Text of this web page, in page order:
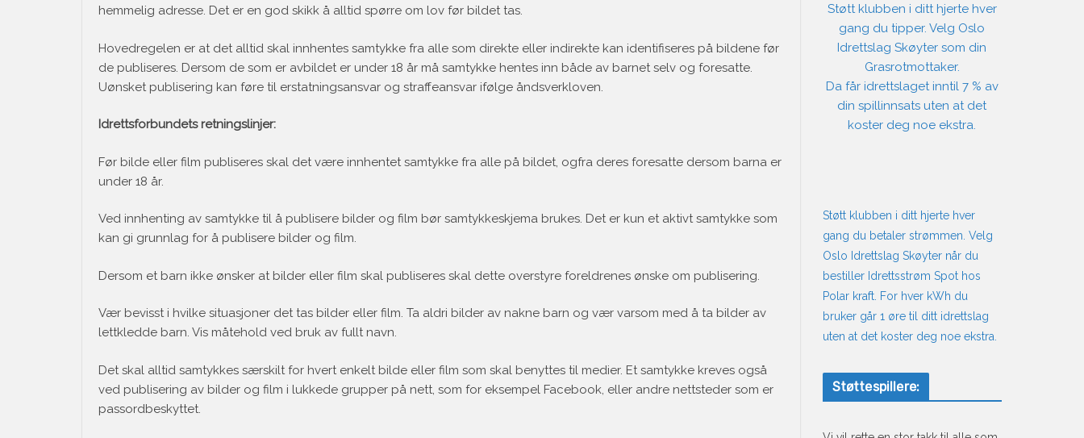
hemmelig adresse. Det er en god skikk å alltid spørre om lov før bildet tas.
Hovedregelen er at det alltid skal innhentes samtykke fra alle som direkte eller indirekte kan identifiseres på bildene før
de publiseres. Dersom de som er avbildet er under 18 år må samtykke hentes inn både av barnet selv og foresatte.
Uønsket publisering kan føre til erstatningsansvar og straffeansvar ifølge åndsverkloven.
Idrettsforbundets retningslinjer:
Før bilde eller film publiseres skal det være innhentet samtykke fra alle på bildet, ogfra deres foresatte dersom barna er
under 18 år.
Ved innhenting av samtykke til å publisere bilder og film bør samtykkeskjema brukes. Det er kun et aktivt samtykke som
kan gi grunnlag for å publisere bilder og film.
Dersom et barn ikke ønsker at bilder eller film skal publiseres skal dette overstyre foreldrenes ønske om publisering.
Vær bevisst i hvilke situasjoner det tas bilder eller film. Ta aldri bilder av nakne barn og vær varsom med å ta bilder av
lettkledde barn. Vis måtehold ved bruk av fullt navn.
Det skal alltid samtykkes særskilt for hvert enkelt bilde eller film som skal benyttes til medier. Et samtykke kreves også
ved publisering av bilder og film i lukkede grupper på nett, som for eksempel Facebook, eller andre nettsteder som er
passordbeskyttet.
Støtt klubben i ditt hjerte hver
gang du tipper. Velg Oslo
Idrettslag Skøyter som din
Grasrotmottaker.
Da får idrettslaget inntil 7 % av
din spillinnsats uten at det
koster deg noe ekstra.
Støtt klubben i ditt hjerte hver
gang du betaler strømmen. Velg
Oslo Idrettslag Skøyter når du
bestiller Idrettsstrøm Spot hos
Polar kraft. For hver kWh du
bruker går 1 øre til ditt idrettslag
uten at det koster deg noe ekstra.
Støttespillere: